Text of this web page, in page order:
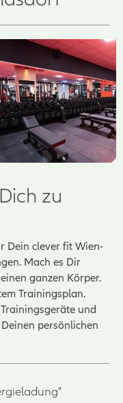
zu
Dein clever fit Wien-
Mach es Dir
ganzen Körper.
Trainingsplan.
und
persönlichen